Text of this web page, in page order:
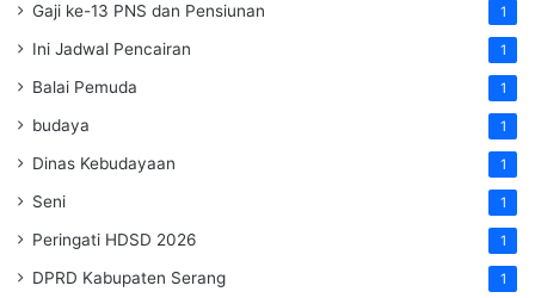
Gaji ke-13 PNS dan Pensiunan 1
Ini Jadwal Pencairan 1
Balai Pemuda 1
budaya 1
Dinas Kebudayaan 1
Seni 1
Peringati HDSD 2026 1
DPRD Kabupaten Serang 1